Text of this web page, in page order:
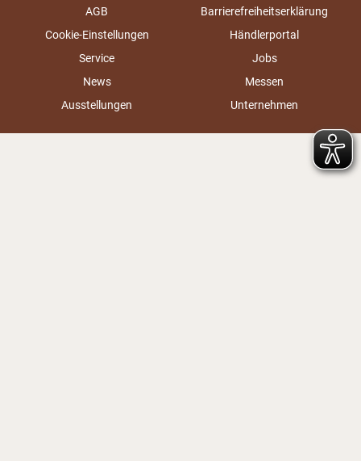
AGB
Barrierefreiheitserklärung
Cookie-Einstellungen
Händlerportal
Service
Jobs
News
Messen
Ausstellungen
Unternehmen